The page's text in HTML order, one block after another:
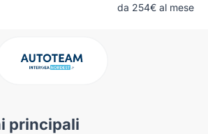
da 254€ al mese
principali